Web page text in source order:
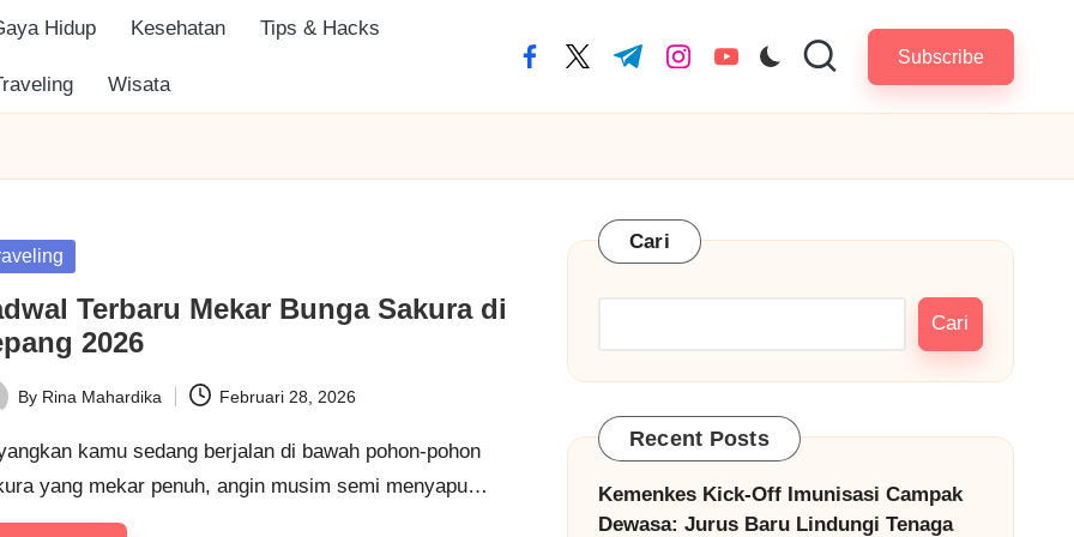
Hidup Kesehatan Tips & Hacks
Wisata
facebook.com
twitter.com
t.me instagram.com
youtube.com Subscribe
Terbaru Mekar Bunga Sakura di
2026
By Rina Mahardika Februari 28, 2026
kamu sedang berjalan di bawah pohon-pohon
yang mekar penuh, angin musim semi menyapu…
Cari
Cari
Recent Posts
Kemenkes Kick-Off Imunisasi Campak
Dewasa: Jurus Baru Lindungi Tenaga